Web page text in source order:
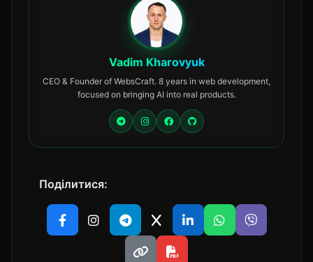
Vadim Kharovyuk
CEO & Founder of WebsCraft. 8 years in web development,
focused on bringing AI into real products.
Поділитися: